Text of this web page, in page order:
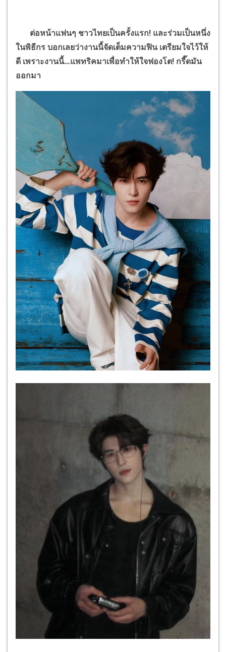
ต่อหน้าแฟนๆ ชาวไทยเป็นครั้งแรก! และร่วมเป็นหนึ่ง
ในพิธีกร บอกเลยว่างานนี้จัดเต็มความฟิน เตรียมใจไว้ให้
ดี เพราะงานนี้…แพทริคมาเพื่อทำให้ใจฟองโต! กรี๊ดมัน
ออกมา